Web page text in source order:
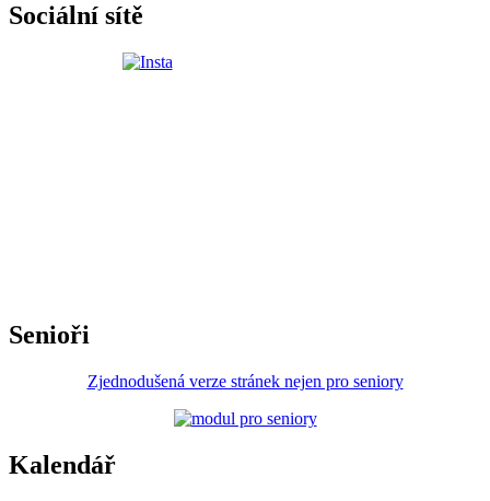
Sociální sítě
Senioři
Zjednodušená verze stránek nejen pro seniory
Kalendář